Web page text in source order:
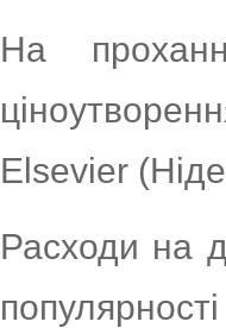
На
Elsevier
Расходи на